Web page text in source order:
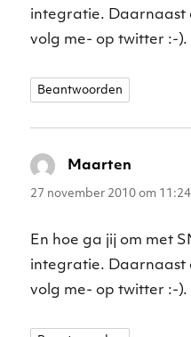
integratie. Daarnaast
volg me- op twitter :-).
Beantwoorden
Maarten
27 november 2010 om 11:24
En hoe ga jij om met
integratie. Daarnaast
volg me- op twitter :-).